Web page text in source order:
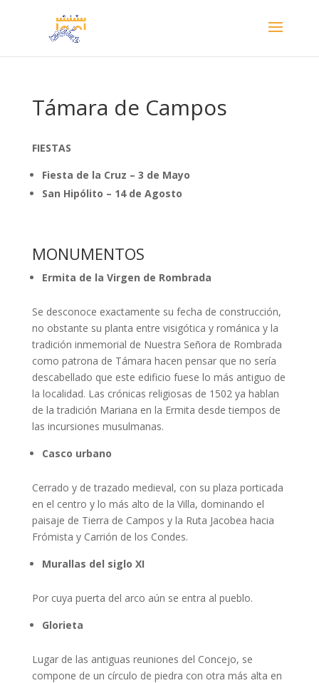
Támara de Campos
FIESTAS
Fiesta de la Cruz – 3 de Mayo
San Hipólito – 14 de Agosto
MONUMENTOS
Ermita de la Virgen de Rombrada
Se desconoce exactamente su fecha de construcción,
no obstante su planta entre visigótica y románica y la
tradición inmemorial de Nuestra Señora de Rombrada
como patrona de Támara hacen pensar que no sería
descabellado que este edificio fuese lo más antiguo de
la localidad. Las crónicas religiosas de 1502 ya hablan
de la tradición Mariana en la Ermita desde tiempos de
las incursiones musulmanas.
Casco urbano
Cerrado y de trazado medieval, con su plaza porticada
en el centro y lo más alto de la Villa, dominando el
paisaje de Tierra de Campos y la Ruta Jacobea hacia
Frómista y Carrión de los Condes.
Murallas del siglo XI
Por cuya puerta del arco aún se entra al pueblo.
Glorieta
Lugar de las antiguas reuniones del Concejo, se
compone de un círculo de piedra con otra más alta en